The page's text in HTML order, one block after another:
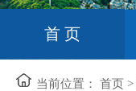
首 页
当前位置： 首页 >